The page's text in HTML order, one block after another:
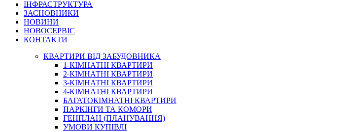
ІНФРАСТРУКТУРА
ЗАСНОВНИКИ
НОВИНИ
НОВОСЕРВІС
КОНТАКТИ
КВАРТИРИ ВІД ЗАБУДОВНИКА
1-КІМНАТНІ КВАРТИРИ
2-КІМНАТНІ КВАРТИРИ
3-КІМНАТНІ КВАРТИРИ
4-КІМНАТНІ КВАРТИРИ
БАГАТОКІМНАТНІ КВАРТИРИ
ПАРКІНГИ ТА КОМОРИ
ГЕНПЛАН (ПЛАНУВАННЯ)
УМОВИ КУПІВЛІ